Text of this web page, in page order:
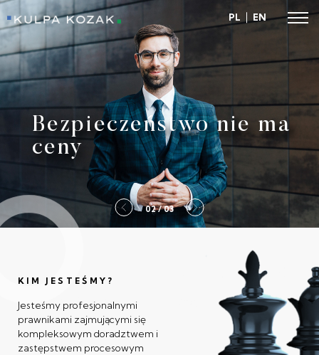
Kulpa Kozak
PL EN
Bezpieczeństwo nie ma
ceny
2 / 03
KIM JESTEŚMY?
Jesteśmy profesjonalnymi
prawnikami zajmującymi się
kompleksowym doradztwem i
zastępstwem procesowym